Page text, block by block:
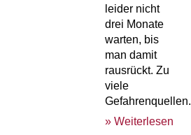
leider nicht
drei Monate
warten, bis
man damit
rausrückt. Zu
viele
Gefahrenquellen.
» Weiterlesen